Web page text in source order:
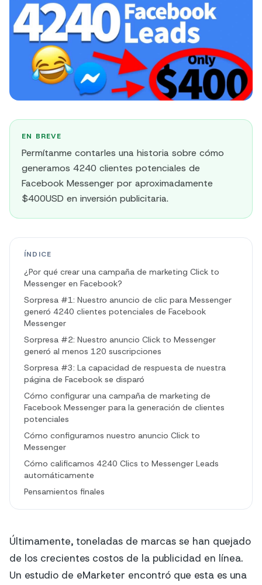
EN BREVE
Permítanme contarles una historia sobre cómo
generamos 4240 clientes potenciales de
Facebook Messenger por aproximadamente
$400USD en inversión publicitaria.
ÍNDICE
¿Por qué crear una campaña de marketing Click to
Messenger en Facebook?
Sorpresa #1: Nuestro anuncio de clic para Messenger
generó 4240 clientes potenciales de Facebook
Messenger
Sorpresa #2: Nuestro anuncio Click to Messenger
generó al menos 120 suscripciones
Sorpresa #3: La capacidad de respuesta de nuestra
página de Facebook se disparó
Cómo configurar una campaña de marketing de
Facebook Messenger para la generación de clientes
potenciales
Cómo configuramos nuestro anuncio Click to
Messenger
Cómo calificamos 4240 Clics to Messenger Leads
automáticamente
Pensamientos finales
Últimamente, toneladas de marcas se han quejado
de los crecientes costos de la publicidad en línea.
Un estudio de eMarketer encontró que esta es una